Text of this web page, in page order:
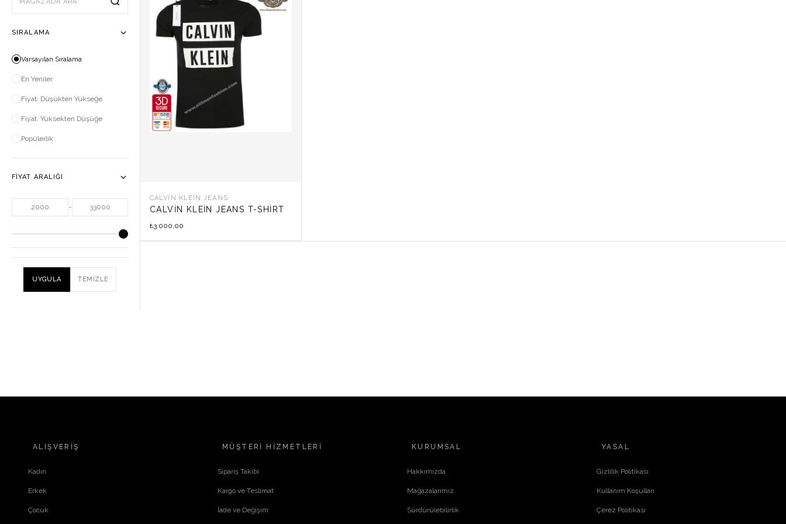
Mağazada ara
SIRALAMA
Varsayılan Sıralama
En Yeniler
Fiyat: Düşükten Yükseğe
Fiyat: Yüksekten Düşüğe
Popülerlik
FIYAT ARALIĞI
-
UYGULA TEMIZLE
CALVIN KLEIN JEANS
CALVIN KLEIN JEANS T-SHIRT
₺3.000,00
ALIŞVERIŞ
Kadın
Erkek
Çocuk
MÜŞTERI HIZMETLERI
Sipariş Takibi
Kargo ve Teslimat
İade ve Değişim
KURUMSAL
Hakkımızda
Mağazalarımız
Sürdürülebilirlik
YASAL
Gizlilik Politikası
Kullanım Koşulları
Çerez Politikası